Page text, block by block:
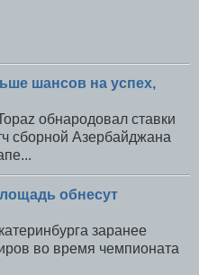
шансов на успех,
обнародовал ставки
сборной Азербайджана
обнесут
заранее
во время чемпионата